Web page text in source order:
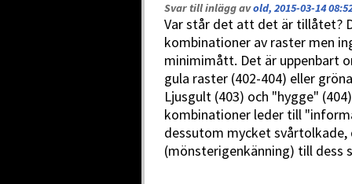
Svar till inlägg avold, 2015-03-14
Var står det att det är tillåtet?
kombinationer av raster men
minimimått. Det är uppenbart
gula raster (402-404) eller
Ljusgult (403) och "hygge"
kombinationer leder till
dessutom mycket svårtolkade,
(mönsterigenkänning) till dess